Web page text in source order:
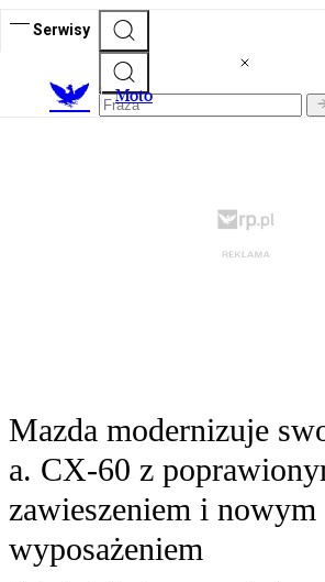
Serwisy
Moto
Mazda modernizuje
a. CX-60 z
zawieszeniem i nowym
wyposażeniem